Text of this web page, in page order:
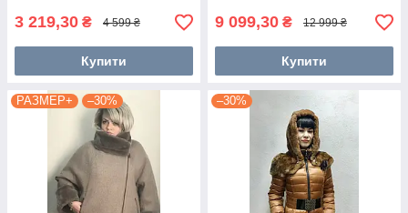
3 219,30 ₴ 4 599 ₴
Купити
9 099,30 ₴ 12 999 ₴
Купити
РАЗМЕР+ –30% –30%